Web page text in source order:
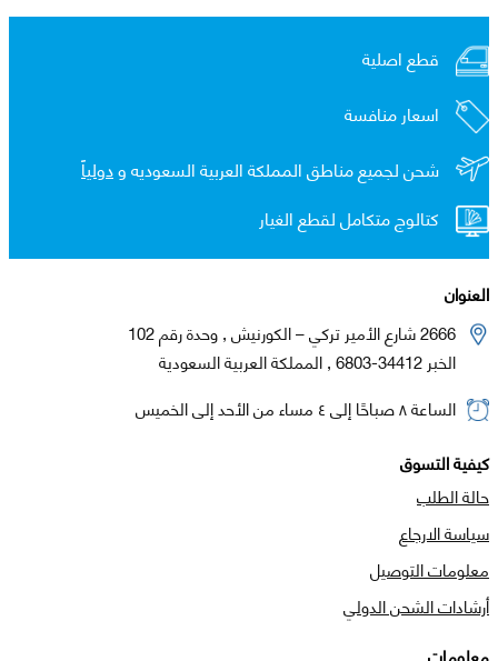
قطع اصلية
اسعار منافسة
شحن لجميع مناطق المملكة العربية السعوديه ودولياً
كتالوج متكامل لقطع الغيار
العنوان
2666 شارع الأمير تركي – الكورنيش , وحدة رقم 102
الخبر 34412-6803 , المملكة العربية السعودية
الساعة ٨ صباحًا إلى ٤ مساء من الأحد إلى الخميس
كيفية التسوق
حالة الطلب
سياسة الارجاع
معلومات التوصيل
أرشادات الشحن الدولي